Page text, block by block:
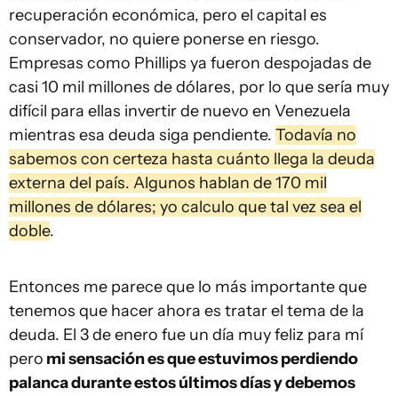
recuperación económica, pero el capital es
conservador, no quiere ponerse en riesgo.
Empresas como Phillips ya fueron despojadas de
casi 10 mil millones de dólares, por lo que sería muy
difícil para ellas invertir de nuevo en Venezuela
mientras esa deuda siga pendiente. Todavía no
sabemos con certeza hasta cuánto llega la deuda
externa del país. Algunos hablan de 170 mil
millones de dólares; yo calculo que tal vez sea el
doble.
Entonces me parece que lo más importante que
tenemos que hacer ahora es tratar el tema de la
deuda. El 3 de enero fue un día muy feliz para mí
pero mi sensación es que estuvimos perdiendo
palanca durante estos últimos días y debemos